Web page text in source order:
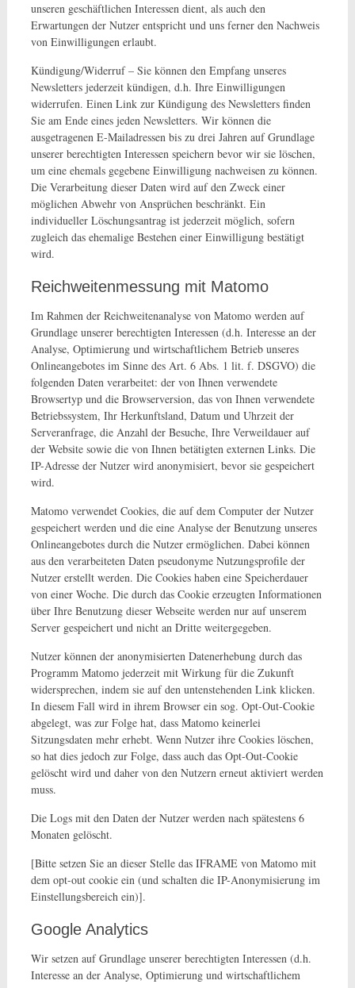
unseren geschäftlichen Interessen dient, als auch den
Erwartungen der Nutzer entspricht und uns ferner den Nachweis
von Einwilligungen erlaubt.
Kündigung/Widerruf – Sie können den Empfang unseres
Newsletters jederzeit kündigen, d.h. Ihre Einwilligungen
widerrufen. Einen Link zur Kündigung des Newsletters finden
Sie am Ende eines jeden Newsletters. Wir können die
ausgetragenen E-Mailadressen bis zu drei Jahren auf Grundlage
unserer berechtigten Interessen speichern bevor wir sie löschen,
um eine ehemals gegebene Einwilligung nachweisen zu können.
Die Verarbeitung dieser Daten wird auf den Zweck einer
möglichen Abwehr von Ansprüchen beschränkt. Ein
individueller Löschungsantrag ist jederzeit möglich, sofern
zugleich das ehemalige Bestehen einer Einwilligung bestätigt
wird.
Reichweitenmessung mit Matomo
Im Rahmen der Reichweitenanalyse von Matomo werden auf
Grundlage unserer berechtigten Interessen (d.h. Interesse an der
Analyse, Optimierung und wirtschaftlichem Betrieb unseres
Onlineangebotes im Sinne des Art. 6 Abs. 1 lit. f. DSGVO) die
folgenden Daten verarbeitet: der von Ihnen verwendete
Browsertyp und die Browserversion, das von Ihnen verwendete
Betriebssystem, Ihr Herkunftsland, Datum und Uhrzeit der
Serveranfrage, die Anzahl der Besuche, Ihre Verweildauer auf
der Website sowie die von Ihnen betätigten externen Links. Die
IP-Adresse der Nutzer wird anonymisiert, bevor sie gespeichert
wird.
Matomo verwendet Cookies, die auf dem Computer der Nutzer
gespeichert werden und die eine Analyse der Benutzung unseres
Onlineangebotes durch die Nutzer ermöglichen. Dabei können
aus den verarbeiteten Daten pseudonyme Nutzungsprofile der
Nutzer erstellt werden. Die Cookies haben eine Speicherdauer
von einer Woche. Die durch das Cookie erzeugten Informationen
über Ihre Benutzung dieser Webseite werden nur auf unserem
Server gespeichert und nicht an Dritte weitergegeben.
Nutzer können der anonymisierten Datenerhebung durch das
Programm Matomo jederzeit mit Wirkung für die Zukunft
widersprechen, indem sie auf den untenstehenden Link klicken.
In diesem Fall wird in ihrem Browser ein sog. Opt-Out-Cookie
abgelegt, was zur Folge hat, dass Matomo keinerlei
Sitzungsdaten mehr erhebt. Wenn Nutzer ihre Cookies löschen,
so hat dies jedoch zur Folge, dass auch das Opt-Out-Cookie
gelöscht wird und daher von den Nutzern erneut aktiviert werden
muss.
Die Logs mit den Daten der Nutzer werden nach spätestens 6
Monaten gelöscht.
[Bitte setzen Sie an dieser Stelle das IFRAME von Matomo mit
dem opt-out cookie ein (und schalten die IP-Anonymisierung im
Einstellungsbereich ein)].
Google Analytics
Wir setzen auf Grundlage unserer berechtigten Interessen (d.h.
Interesse an der Analyse, Optimierung und wirtschaftlichem